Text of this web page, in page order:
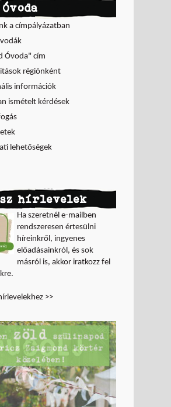
a címpályázatban
Óvoda" cím
régiónként
információk
ismételt kérdések
lehetőségek
hírlevelek
Ha szeretnél e-mailben
rendszeresen értesülni
híreinkről, ingyenes
előadásainkról, és sok
másról is, akkor iratkozz fel
>>